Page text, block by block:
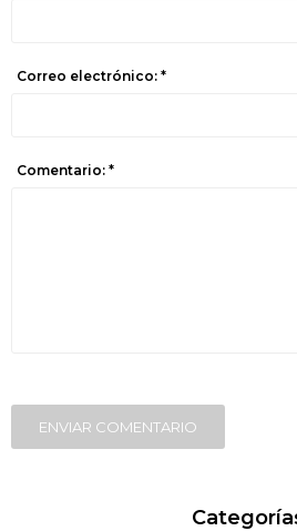
Correo electrónico: *
Comentario: *
ENVIAR COMENTARIO